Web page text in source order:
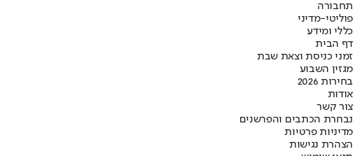
תחבורה
פוליטי-מדיני
כללי ומידע
דף הבית
זמני כניסת וצאת שבת
מגזין השבוע
בחירות 2026
אודות
צור קשר
נבחרת הכתבים והפרשנים
מדיניות פרטיות
הצהרת נגישות